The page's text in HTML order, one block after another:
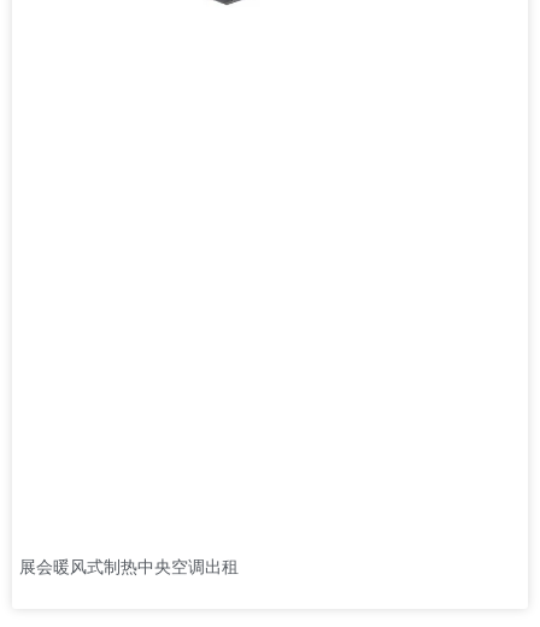
展会暖风式制热中央空调出租